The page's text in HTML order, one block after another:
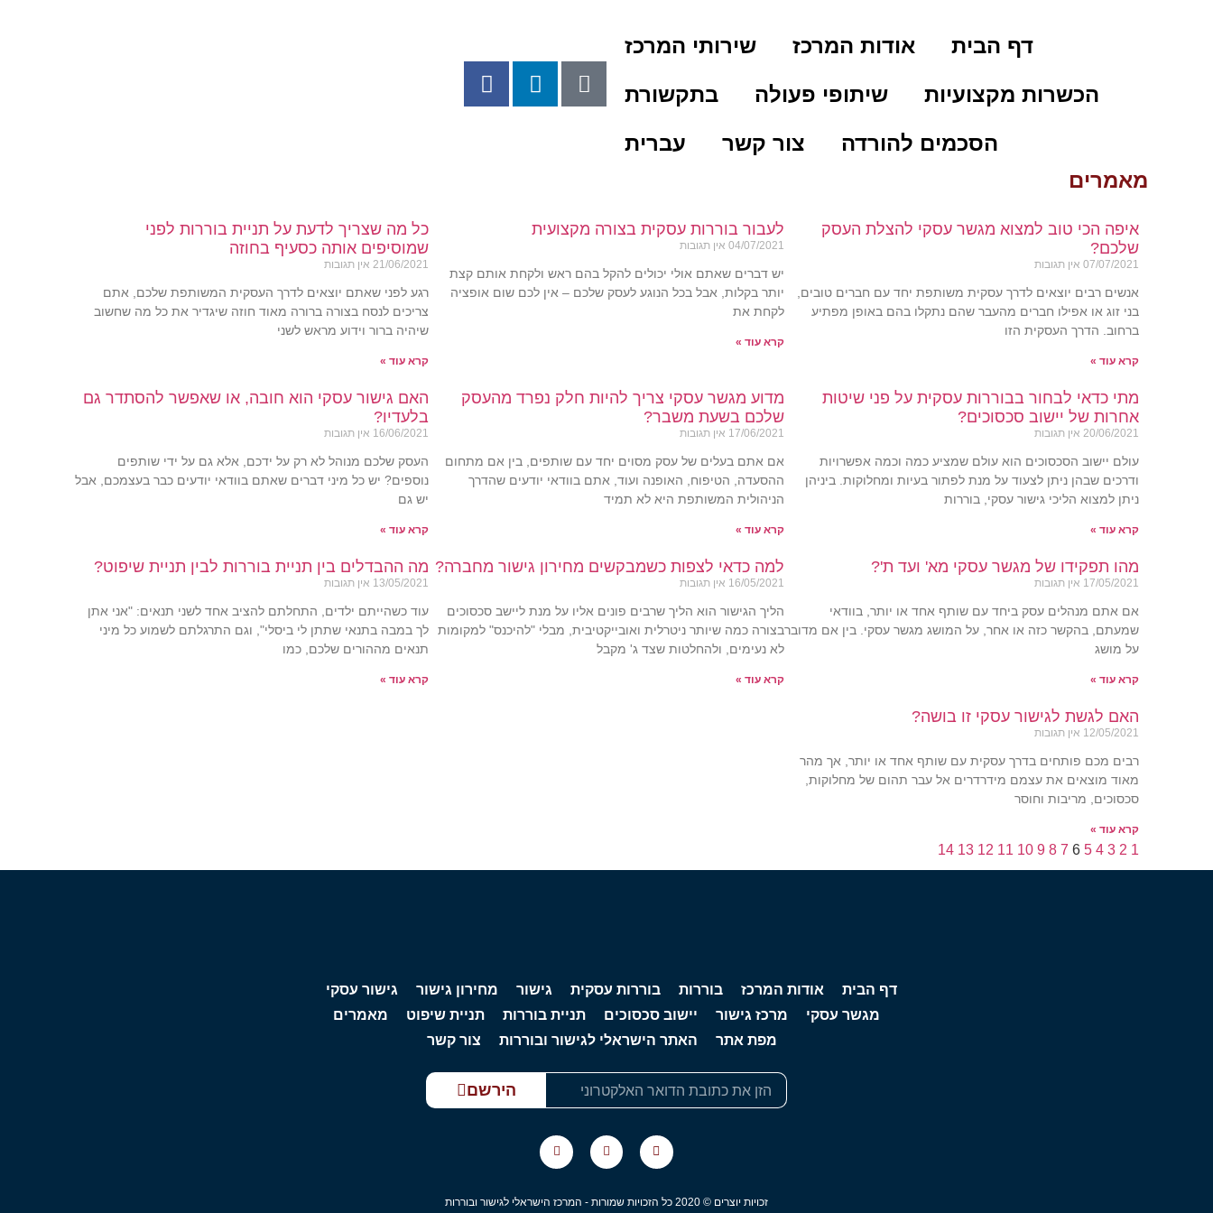
דף הבית אודות המרכז
שירותי המרכז
הכשרות מקצועיות
שיתופי פעולה
בתקשורת
הסכמים להורדה
צור קשר
עברית
מאמרים
איפה הכי טוב למצוא מגשר עסקי להצלת העסק
שלכם?
07/07/2021 אין תגובות
אנשים רבים יוצאים לדרך עסקית משותפת יחד עם חברים טובים,
בני זוג או אפילו חברים מהעבר שהם נתקלו בהם באופן מפתיע
ברחוב. הדרך העסקית הזו
קרא עוד »
לעבור בוררות עסקית בצורה מקצועית
04/07/2021 אין תגובות
יש דברים שאתם אולי יכולים להקל בהם ראש ולקחת אותם קצת
יותר בקלות, אבל בכל הנוגע לעסק שלכם – אין לכם שום אופציה
לקחת את
קרא עוד »
כל מה שצריך לדעת על תניית בוררות לפני
שמוסיפים אותה כסעיף בחוזה
21/06/2021 אין תגובות
רגע לפני שאתם יוצאים לדרך העסקית המשותפת שלכם, אתם
צריכים לנסח בצורה ברורה מאוד חוזה שיגדיר את כל מה שחשוב
שיהיה ברור וידוע מראש לשני
קרא עוד »
מתי כדאי לבחור בבוררות עסקית על פני שיטות
אחרות של יישוב סכסוכים?
20/06/2021 אין תגובות
עולם יישוב הסכסוכים הוא עולם שמציע כמה וכמה אפשרויות
ודרכים שבהן ניתן לצעוד על מנת לפתור בעיות ומחלוקות. ביניהן
ניתן למצוא הליכי גישור עסקי, בוררות
קרא עוד »
מדוע מגשר עסקי צריך להיות חלק נפרד מהעסק
שלכם בשעת משבר?
17/06/2021 אין תגובות
אם אתם בעלים של עסק מסוים יחד עם שותפים, בין אם מתחום
ההסעדה, הטיפוח, האופנה ועוד, אתם בוודאי יודעים שהדרך
הניהולית המשותפת היא לא תמיד
קרא עוד »
האם גישור עסקי הוא חובה, או שאפשר להסתדר גם
בלעדיו?
16/06/2021 אין תגובות
העסק שלכם מנוהל לא רק על ידכם, אלא גם על ידי שותפים
נוספים? יש כל מיני דברים שאתם בוודאי יודעים כבר בעצמכם, אבל
יש גם
קרא עוד »
מהו תפקידו של מגשר עסקי מא' ועד ת'?
17/05/2021 אין תגובות
אם אתם מנהלים עסק ביחד עם שותף אחד או יותר, בוודאי
שמעתם, בהקשר כזה או אחר, על המושג מגשר עסקי. בין אם מדובר
על מושג
קרא עוד »
למה כדאי לצפות כשמבקשים מחירון גישור מחברה?
16/05/2021 אין תגובות
הליך הגישור הוא הליך שרבים פונים אליו על מנת ליישב סכסוכים
בצורה כמה שיותר ניטרלית ואובייקטיבית, מבלי "להיכנס" למקומות
לא נעימים, ולהחלטות שצד ג' מקבל
קרא עוד »
מה ההבדלים בין תניית בוררות לבין תניית שיפוט?
13/05/2021 אין תגובות
עוד כשהייתם ילדים, התחלתם להציב אחד לשני תנאים: "אני אתן
לך במבה בתנאי שתתן לי ביסלי", וגם התרגלתם לשמוע כל מיני
תנאים מההורים שלכם, כמו
קרא עוד »
האם לגשת לגישור עסקי זו בושה?
12/05/2021 אין תגובות
רבים מכם פותחים בדרך עסקית עם שותף אחד או יותר, אך מהר
מאוד מוצאים את עצמם מידרדרים אל עבר תהום של מחלוקות,
סכסוכים, מריבות וחוסר
קרא עוד »
1
2
3
4
5
6
7
8
9
10
11
12
13
14
דף הבית אודות המרכז בוררות בוררות עסקית גישור מחירון גישור
גישור עסקי
מגשר עסקי
מרכז גישור יישוב סכסוכים תניית בוררות תניית שיפוט
מאמרים
מפת אתר
האתר הישראלי לגישור ובוררות צור קשר
הירשם
זכויות יוצרים © 2020 כל הזכויות שמורות - המרכז הישראלי לגישור ובוררות